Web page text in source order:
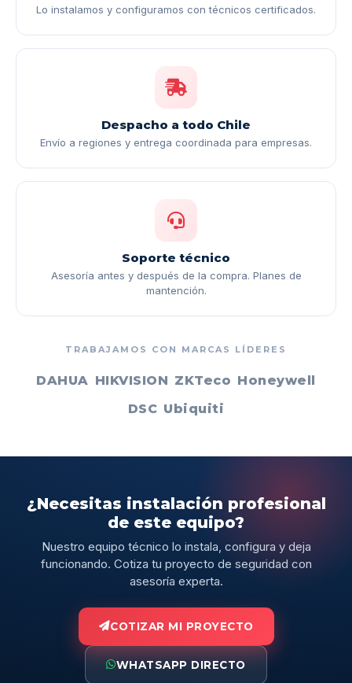
Lo instalamos y configuramos con técnicos certificados.
Despacho a todo Chile
Envío a regiones y entrega coordinada para empresas.
Soporte técnico
Asesoría antes y después de la compra. Planes de
mantención.
TRABAJAMOS CON MARCAS LÍDERES
DAHUA HIKVISION ZKTeco Honeywell
DSC Ubiquiti
¿Necesitas instalación profesional
de este equipo?
Nuestro equipo técnico lo instala, configura y deja
funcionando. Cotiza tu proyecto de seguridad con
asesoría experta.
COTIZAR MI PROYECTO
WHATSAPP DIRECTO